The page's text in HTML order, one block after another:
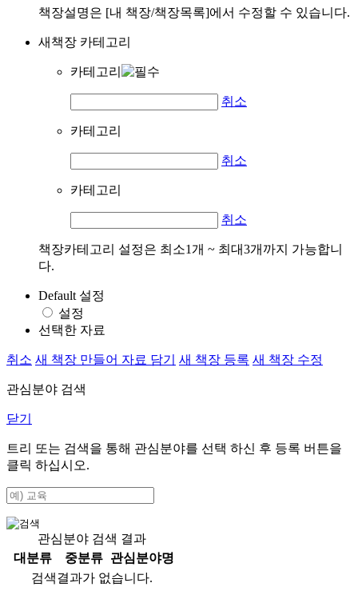
책장설명은 [내 책장/책장목록]에서 수정할 수 있습니다.
새책장 카테고리
카테고리
취소
카테고리
취소
카테고리
취소
책장카테고리 설정은 최소1개 ~ 최대3개까지 가능합니
다.
Default 설정
설정
선택한 자료
취소 새 책장 만들어 자료 담기 새 책장 등록 새 책장 수정
관심분야 검색
닫기
트리 또는 검색을 통해 관심분야를 선택 하신 후 등록 버튼을
클릭 하십시오.
관심분야 검색 결과
대분류
중분류
관심분야명
검색결과가 없습니다.